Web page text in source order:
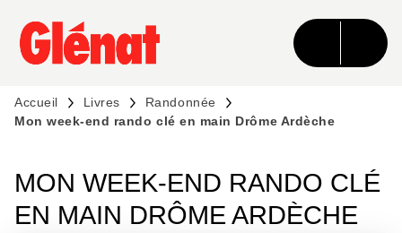
MENU RECHERCHE CONTENU
PIED DE PAGE
Accueil Livres
Randonnée
Mon week-end rando clé en main Drôme Ardèche
MON WEEK-END RANDO CLÉ
EN MAIN DRÔME ARDÈCHE